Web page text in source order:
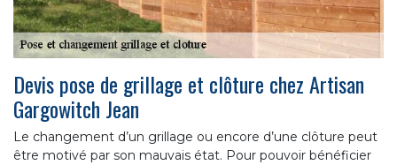
Devis pose de grillage et clôture chez Artisan
Gargowitch Jean
Le changement d’un grillage ou encore d’une clôture peut
être motivé par son mauvais état. Pour pouvoir bénéficier